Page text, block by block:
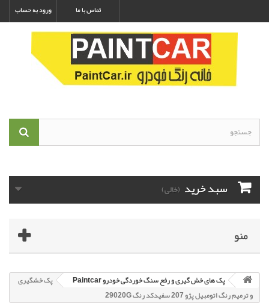
ورود به حساب تماس با ما
سبد خرید (خالی)
منو
پک های خش گیری و رفع سنگ خوردگی خودرو Paintcar
پک خشگیری
و ترمیم رنگ اتومبیل پژو 207 سفیدکد رنگ 29020G